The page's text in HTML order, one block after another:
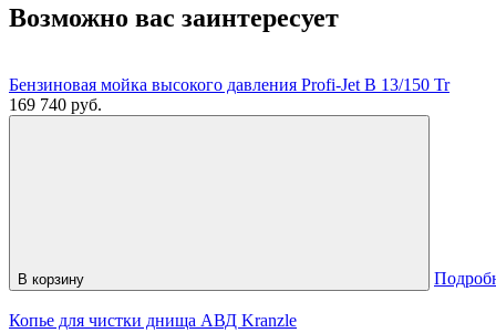
Возможно вас заинтересует
Бензиновая мойка высокого давления Profi-Jet B 13/150 Tr
169 740 руб.
В корзину
Копье для чистки днища АВД Kranzle